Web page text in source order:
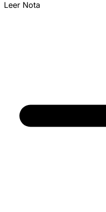
Leer Nota